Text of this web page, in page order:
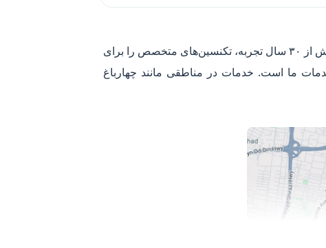
چای سازها ممکن است با مشکلاتی مانند روشن نشدن، نشت آب یا عملکرد ناقص مواجه شوند. تیم آریابهکار با بیش از ۳۰ سال تجربه، تکنسین‌های متخصص را برای
ما است. خدمات در مناطقی مانند چهارباغ